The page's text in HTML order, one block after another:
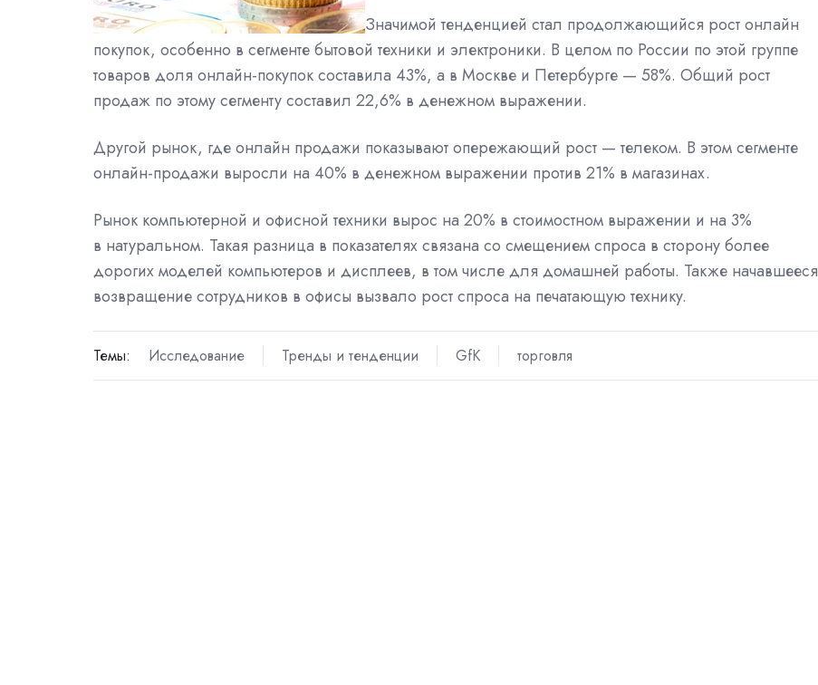
Значимой тенденцией стал продолжающийся рост онлайн
покупок, особенно в сегменте бытовой техники и электроники. В целом по России по этой группе
товаров доля онлайн-покупок составила 43%, а в Москве и Петербурге — 58%. Общий рост
продаж по этому сегменту составил 22,6% в денежном выражении.
Другой рынок, где онлайн продажи показывают опережающий рост — телеком. В этом сегменте
онлайн-продажи выросли на 40% в денежном выражении против 21% в магазинах.
Рынок компьютерной и офисной техники вырос на 20% в стоимостном выражении и на 3%
в натуральном. Такая разница в показателях связана со смещением спроса в сторону более
дорогих моделей компьютеров и дисплеев, в том числе для домашней работы. Также начавшееся
возвращение сотрудников в офисы вызвало рост спроса на печатающую технику.
Темы: Исследование Тренды и тенденции GfK торговля